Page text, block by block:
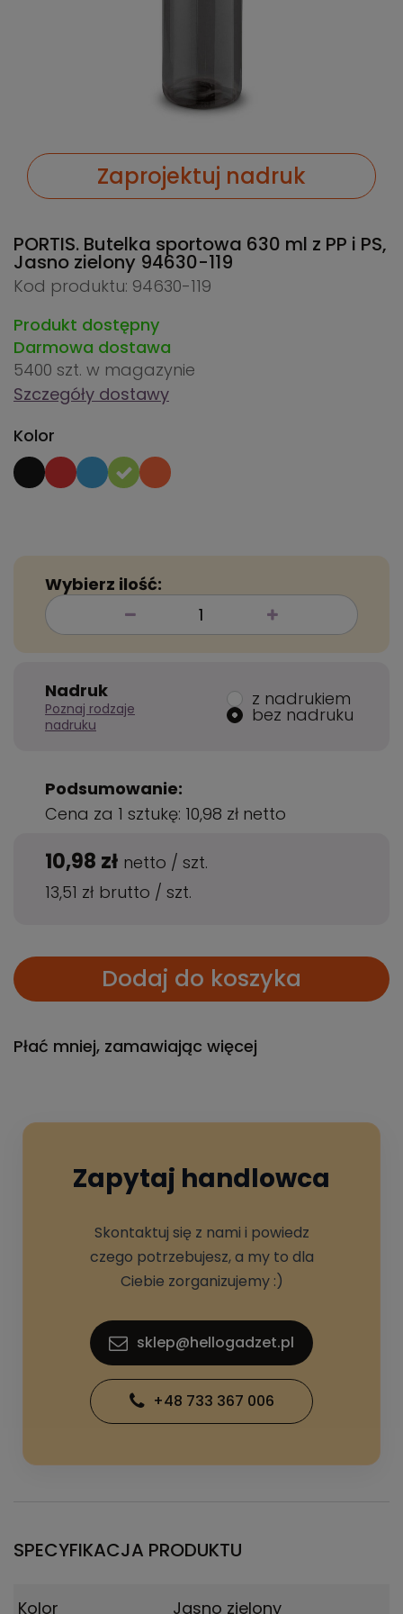
Zaprojektuj nadruk
PORTIS. Butelka sportowa 630 ml z PP i PS,
Jasno zielony 94630-119
Kod produktu: 94630-119
Produkt dostępny
Darmowa dostawa
5400 szt. w magazynie
Szczegóły dostawy
Kolor
Wybierz ilość:
Nadruk
Poznaj rodzaje
nadruku
z nadrukiem
bez nadruku
Podsumowanie:
Cena za 1 sztukę: 10,98 zł netto
10,98 zł netto / szt.
13,51 zł brutto / szt.
Dodaj do koszyka
Płać mniej, zamawiając więcej
Zapytaj handlowca
Skontaktuj się z nami i powiedz
czego potrzebujesz, a my to dla
Ciebie zorganizujemy :)
sklep@hellogadzet.pl
+48 733 367 006
SPECYFIKACJA PRODUKTU
Kolor Jasno zielony